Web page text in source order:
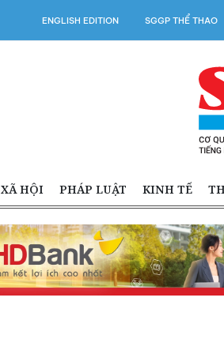
ENGLISH EDITION SGGP THỂ THAO
XÃ HỘI PHÁP LUẬT KINH TẾ